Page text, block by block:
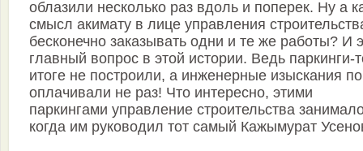
облазили несколько раз вдоль и поперек. Ну а
смысл акимату в лице управления
бесконечно заказывать одни и те же работы? И
главный вопрос в этой истории. Ведь паркинги-
итоге не построили, а инженерные изыскания
оплачивали не раз! Что интересно, этими
паркингами управление строительства
когда им руководил тот самый Кажымурат